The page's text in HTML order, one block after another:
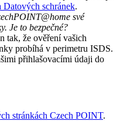
Datových schránek.
své
Je to bezpečné?
tak, že ověření vašich
probíhá v perimetru ISDS.
přihlašovacími údaji do
stránkách Czech POINT.